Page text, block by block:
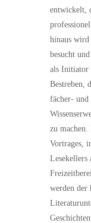
entwickelt,
hinaus wird
besucht
als Initiator
Bestreben,
fächer- und
zu machen.
Vortrages,
Lesekellers
werden der